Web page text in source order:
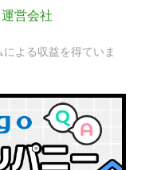
運営会社
よる収益を得ていま